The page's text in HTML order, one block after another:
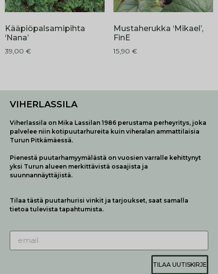
Kääpiöpalsamipihta
‘Nana’
39,00 €
Mustaherukka ‘Mikael’,
FinE
15,90 €
VIHERLASSILA
Viherlassila on Mika Lassilan 1986 perustama perheyritys, joka
palvelee niin kotipuutarhureita kuin viheralan ammattilaisia
Turun Pitkämäessä.
Pienestä puutarhamyymälästä on vuosien varralle kehittynyt
yksi Turun alueen merkittävistä osaajista ja
suunnannäyttäjistä.
Tilaa tästä puutarhurisi vinkit ja tarjoukset, saat samalla
tietoa tulevista tapahtumista.
TILAA UUTISKIRJE